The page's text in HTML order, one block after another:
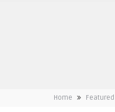
Home Featured